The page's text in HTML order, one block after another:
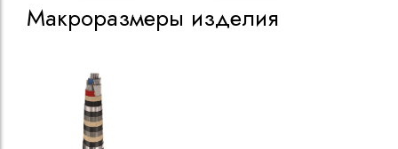
Макроразмеры изделия